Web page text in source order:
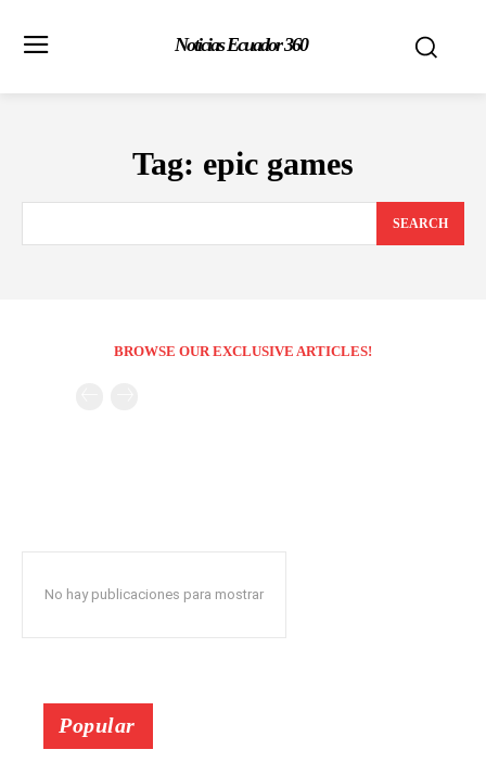
Noticias Ecuador 360
Tag: epic games
SEARCH
BROWSE OUR EXCLUSIVE ARTICLES!
No hay publicaciones para mostrar
Popular